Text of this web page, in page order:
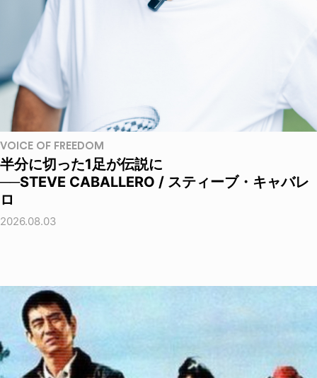
VOICE OF FREEDOM
半分に切った1足が伝説に
──STEVE CABALLERO / スティーブ・キャバレ
ロ
2026.08.03